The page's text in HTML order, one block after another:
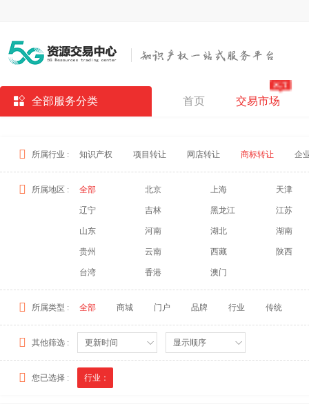
全部服务分类 首页 交易市场
所属行业 : 知识产权 项目转让 网店转让 商标转让 企
所属地区 : 全部 北京 上海 天津
辽宁 吉林 黑龙江 江苏
山东 河南 湖北 湖南
贵州 云南 西藏 陕西
台湾 香港 澳门
所属类型 : 全部 商城 门户 品牌 行业 传统
其他筛选 : 更新时间 显示顺序
您已选择 : 行业：